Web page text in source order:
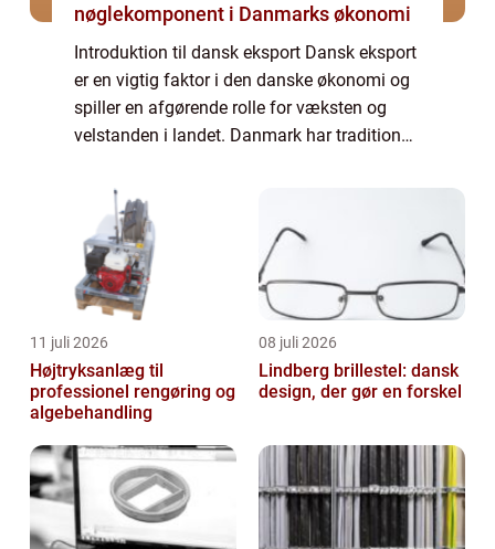
nøglekomponent i Danmarks økonomi
Introduktion til dansk eksport Dansk eksport
er en vigtig faktor i den danske økonomi og
spiller en afgørende rolle for væksten og
velstanden i landet. Danmark har traditionelt
solidt ry for sin dygtighed ind...
11 juli 2026
Højtryksanlæg til
professionel rengøring og
algebehandling
08 juli 2026
Lindberg brillestel: dansk
design, der gør en forskel